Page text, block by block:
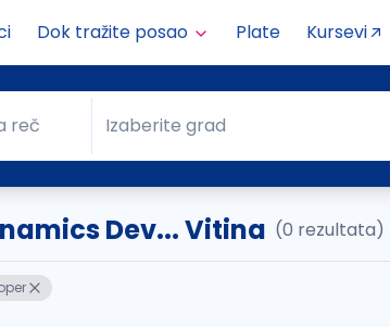
Dok tražite posao Plate Kursevi
reč Grad
Izaberite grad
Dev... Vitina (0 rezultata)